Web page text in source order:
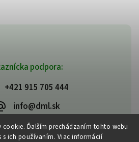
Ďalším prechádzaním tohto webu
s ich používaním. Viac informácií
podpora:
+421 915 705 444
info@dml.sk